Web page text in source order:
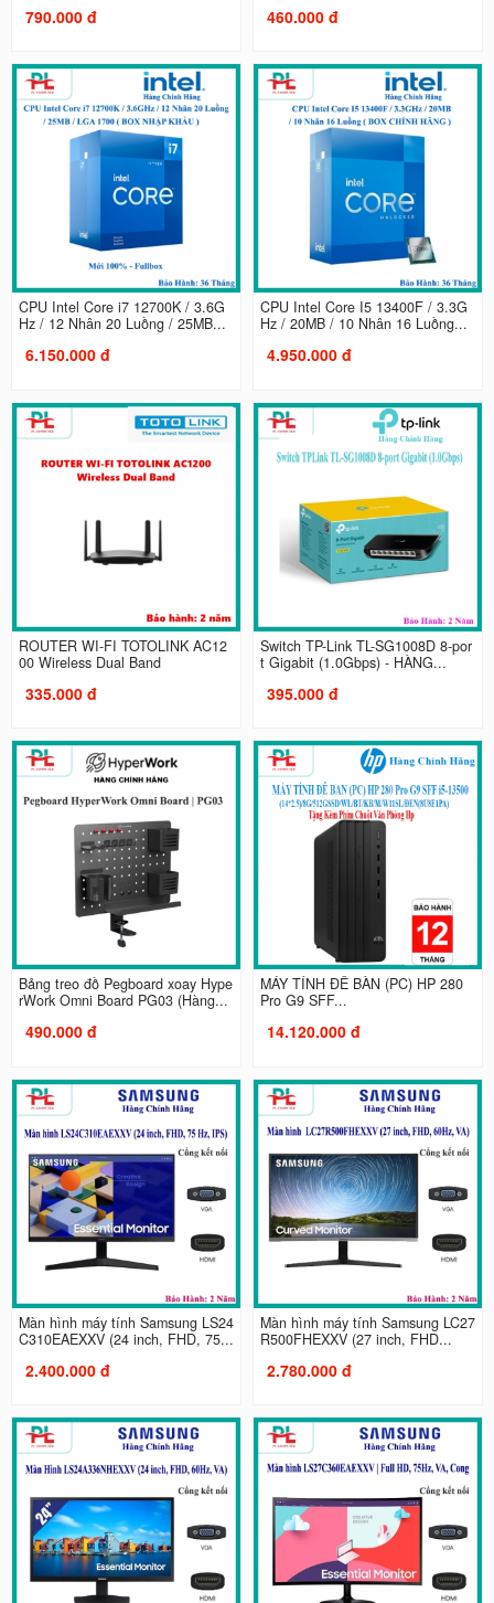
790.000 đ 460.000 đ
CPU Intel Core i7 12700K / 3.6G
Hz / 12 Nhân 20 Luồng / 25MB...
6.150.000 đ
CPU Intel Core I5 13400F / 3.3G
Hz / 20MB / 10 Nhân 16 Luồng...
4.950.000 đ
ROUTER WI-FI TOTOLINK AC12
00 Wireless Dual Band
335.000 đ
Switch TP-Link TL-SG1008D 8-por
t Gigabit (1.0Gbps) - HÀNG...
395.000 đ
Bảng treo đồ Pegboard xoay Hype
rWork Omni Board PG03 (Hàng...
490.000 đ
MÁY TÍNH ĐỂ BÀN (PC) HP 280
Pro G9 SFF...
14.120.000 đ
Màn hình máy tính Samsung LS24
C310EAEXXV (24 inch, FHD, 75...
2.400.000 đ
Màn hình máy tính Samsung LC27
R500FHEXXV (27 inch, FHD...
2.780.000 đ